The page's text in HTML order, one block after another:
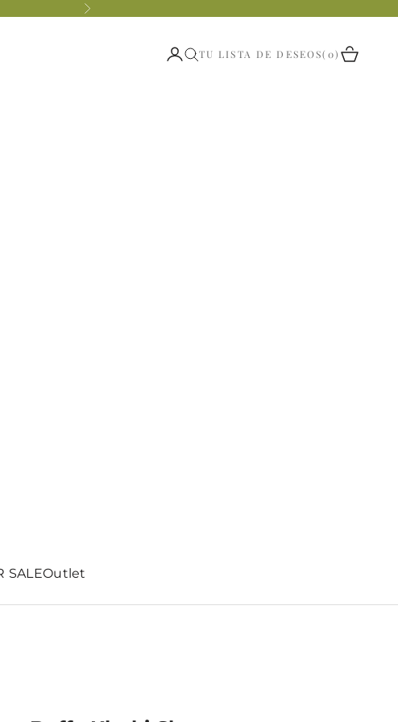
Siguiente
SALEOutlet
Abrir página de la cuenta
Abrir búsqueda
TU LISTA DE DESEOS 0 Abrir